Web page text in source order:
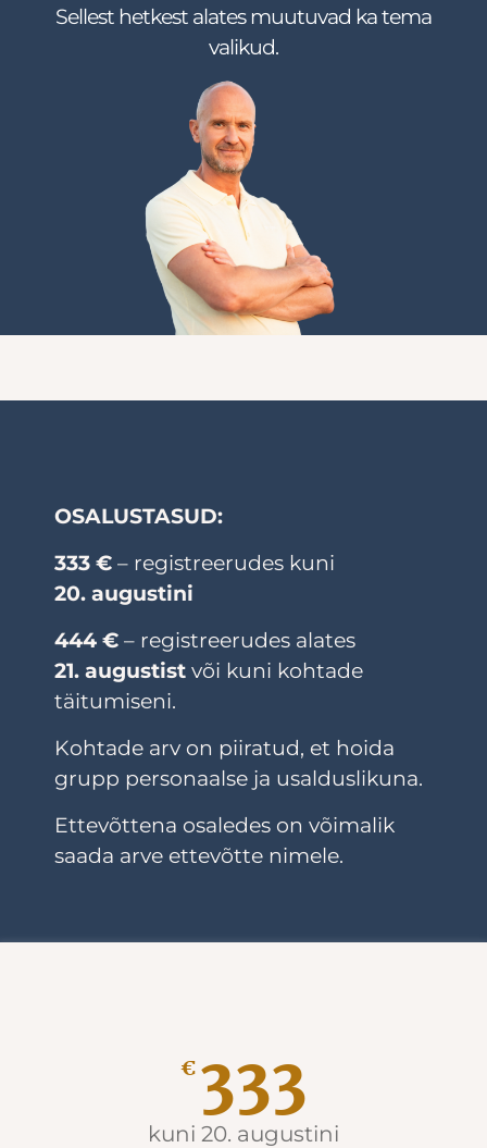
Sellest hetkest alates muutuvad ka tema
valikud.
OSALUSTASUD:
333 € – registreerudes kuni
20. augustini
444 € – registreerudes alates
21. augustist või kuni kohtade
täitumiseni.
Kohtade arv on piiratud, et hoida
grupp personaalse ja usalduslikuna.
Ettevõttena osaledes on võimalik
saada arve ettevõtte nimele.
€333
kuni 20. augustini